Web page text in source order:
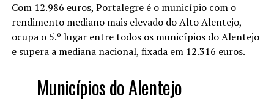
Com 12.986 euros, Portalegre é o município com o
rendimento mediano mais elevado do Alto Alentejo,
ocupa o 5.º lugar entre todos os municípios do Alentejo
e supera a mediana nacional, fixada em 12.316 euros.
Municípios do Alentejo